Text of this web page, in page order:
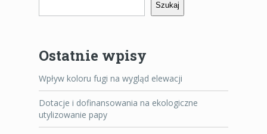
Szukaj
Ostatnie wpisy
Wpływ koloru fugi na wygląd elewacji
Dotacje i dofinansowania na ekologiczne
utylizowanie papy